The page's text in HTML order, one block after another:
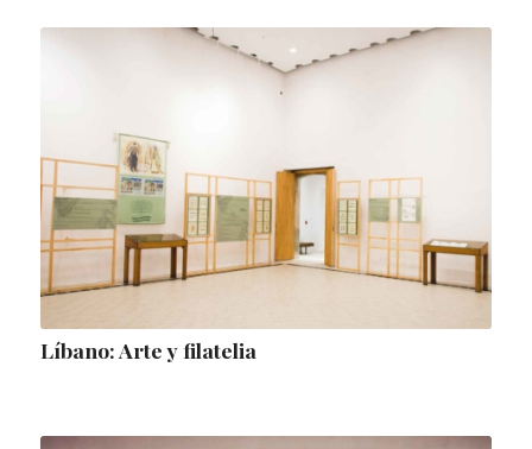
Líbano: Arte y filatelia